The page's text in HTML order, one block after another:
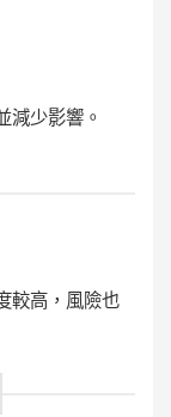
減少影響。
較高，風險也